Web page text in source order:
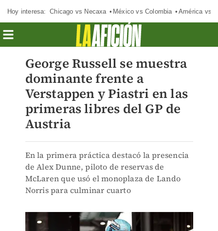
Hoy interesa: Chicago vs Necaxa México vs Colombia América vs
George Russell se muestra
dominante frente a
Verstappen y Piastri en las
primeras libres del GP de
Austria
En la primera práctica destacó la presencia
de Alex Dunne, piloto de reservas de
McLaren que usó el monoplaza de Lando
Norris para culminar cuarto